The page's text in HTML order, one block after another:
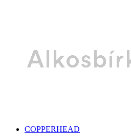
COPPERHEAD